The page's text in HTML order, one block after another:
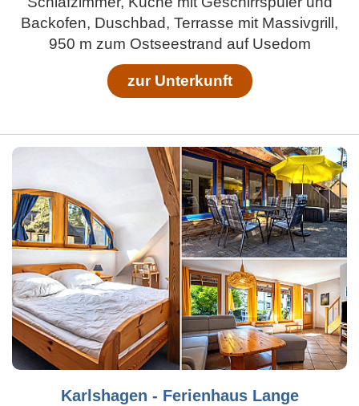
Backofen, Duschbad, Terrasse mit Massivgrill,
950 m zum Ostseestrand auf Usedom
zur Unterkunft
Karlshagen - Ferienhaus Lange